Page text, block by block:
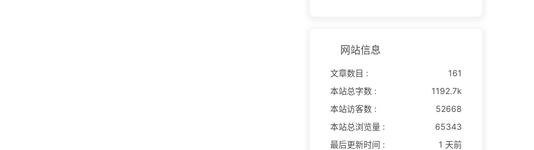
网站信息
文章数目 :
161
本站总字数 :
1192.7k
本站访客数 :
52668
本站总浏览量 :
65343
最后更新时间 :
1 天前